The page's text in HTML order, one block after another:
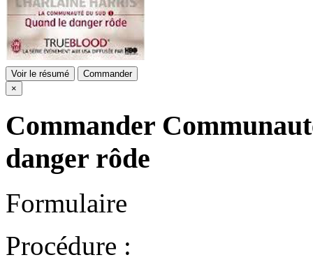
Voir le résumé
Commander
×
Commander
danger rôde
Formulaire
Procédure :